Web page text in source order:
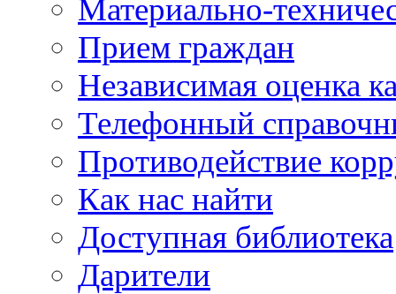
Материально-
Прием граждан
Независимая оценка
Телефонный
Противодействие
Как нас найти
Доступная библиотека
Дарители